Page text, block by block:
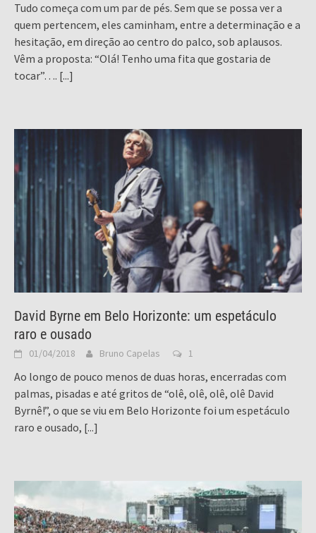
Tudo começa com um par de pés. Sem que se possa ver a
quem pertencem, eles caminham, entre a determinação e a
hesitação, em direção ao centro do palco, sob aplausos.
Vêm a proposta: “Olá! Tenho uma fita que gostaria de
tocar”…. [...]
David Byrne em Belo Horizonte: um espetáculo
raro e ousado
01/04/2018 Bruno Capelas 1
Ao longo de pouco menos de duas horas, encerradas com
palmas, pisadas e até gritos de “olê, olê, olê, olê David
Byrnê!”, o que se viu em Belo Horizonte foi um espetáculo
raro e ousado, [...]